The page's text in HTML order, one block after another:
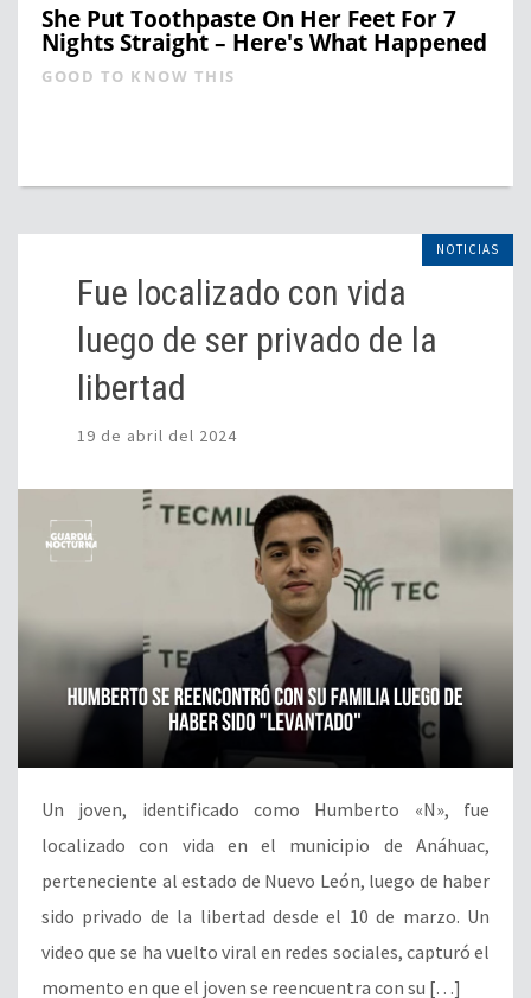
She Put Toothpaste On Her Feet For 7
Nights Straight – Here's What Happened
GOOD TO KNOW THIS
NOTICIAS
Fue localizado con vida
luego de ser privado de la
libertad
19 de abril del 2024
Un joven, identificado como Humberto «N», fue
localizado con vida en el municipio de Anáhuac,
perteneciente al estado de Nuevo León, luego de haber
sido privado de la libertad desde el 10 de marzo. Un
video que se ha vuelto viral en redes sociales, capturó el
momento en que el joven se reencuentra con su […]